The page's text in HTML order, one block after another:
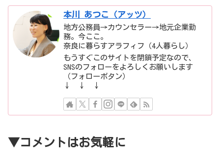
本川 あつこ（アッツ）
地方公務員→カウンセラー→地元企業勤
務。今ここ。
奈良に暮らすアラフィフ（4人暮らし）
もうすぐこのサイトを閉鎖予定なので、
SNSのフォローをよろしくお願いします
（フォローボタン）
↓ ↓ ↓
▼コメントはお気軽に